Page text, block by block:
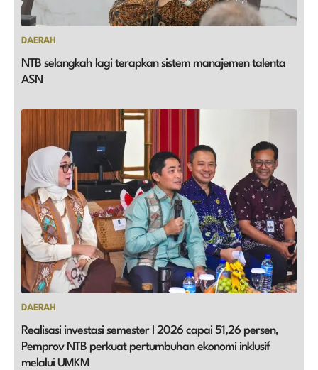
DAERAH
NTB selangkah lagi terapkan sistem manajemen talenta
ASN
DAERAH
Realisasi investasi semester I 2026 capai 51,26 persen,
Pemprov NTB perkuat pertumbuhan ekonomi inklusif
melalui UMKM